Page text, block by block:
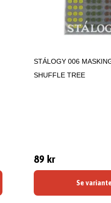
STÁLOGY 006
SHUFFLE TREE
89 kr
Se